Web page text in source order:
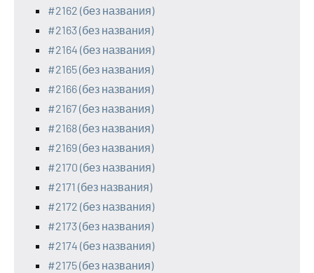
#2162 (без названия)
#2163 (без названия)
#2164 (без названия)
#2165 (без названия)
#2166 (без названия)
#2167 (без названия)
#2168 (без названия)
#2169 (без названия)
#2170 (без названия)
#2171 (без названия)
#2172 (без названия)
#2173 (без названия)
#2174 (без названия)
#2175 (без названия)